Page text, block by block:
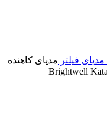
مدیای فیلتر مدیای کاهنده